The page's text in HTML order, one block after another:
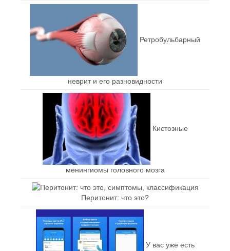
Ретробульбарный
неврит и его разновидности
Кистозные
менингиомы головного мозга
Перитонит: что это?
У вас уже есть